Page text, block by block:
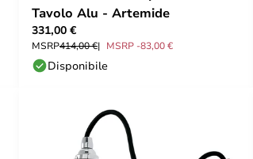
Tavolo Alu - Artemide
331,00 €
MSRP414,00 € MSRP -83,00 €
Disponibile